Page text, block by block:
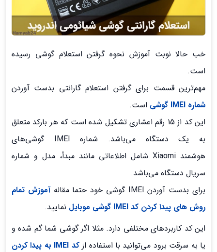
خب حالا نوبت آموزش نحوه گرفتن استعلام گوشی رسیده
است.
مهم‌ترین قسمت برای گرفتن استعلام گارانتی بدست آوردن
شماره IMEI گوشی
است.
این کد از 15 رقم اعشاری تشکیل شده است که هر بارکد متعلق
به یک دستگاه می‌باشد. شماره IMEI گوشی‌های
هوشمند Xiaomi شامل اطلاعاتی مانند مبدأ، مدل و شماره
سریال دستگاه می‌باشد.
برای بدست آوردن IMEI گوشی خود حتما مقاله
آموزش تمام
روش های پیدا کردن کد IMEI گوشی موبایل
نمایید.
این کد کاربرد‌های مختلفی دارد. مثلا اگر گوشی شما گم شده و
یا به سرقت برود می‌توانید با استفاده از
کد IMEI به پیدا کردن